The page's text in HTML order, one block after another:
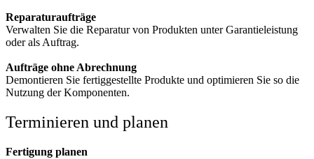
Reparaturaufträge
Verwalten Sie die Reparatur von Produkten unter Garantieleistung
oder als Auftrag.
Aufträge ohne Abrechnung
Demontieren Sie fertiggestellte Produkte und optimieren Sie so die
Nutzung der Komponenten.
Terminieren und planen
Fertigung planen